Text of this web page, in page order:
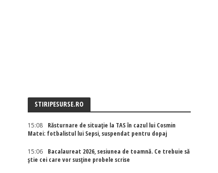
STIRIPESURSE.RO
15:08
Răsturnare de situație la TAS în cazul lui Cosmin
Matei: fotbalistul lui Sepsi, suspendat pentru dopaj
15:06
Bacalaureat 2026, sesiunea de toamnă. Ce trebuie să
știe cei care vor susține probele scrise